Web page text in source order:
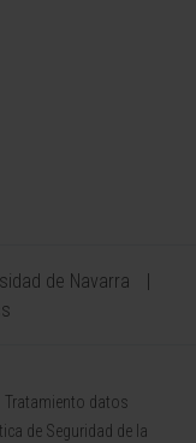
de Navarra
Tratamiento datos
de Seguridad de la